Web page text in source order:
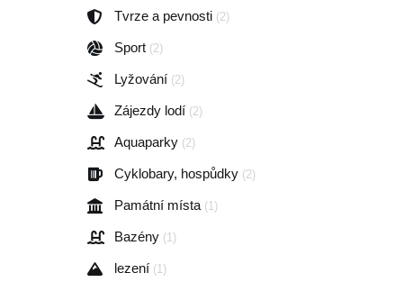
Tvrze a pevnosti (2)
Sport (2)
Lyžování (2)
Zájezdy lodí (2)
Aquaparky (2)
Cyklobary, hospůdky (2)
Památní místa (1)
Bazény (1)
lezení (1)